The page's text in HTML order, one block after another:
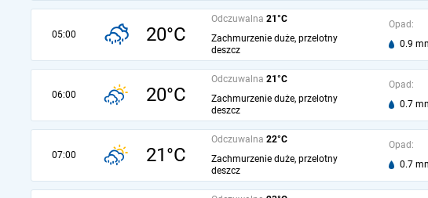
05:00 20°C
Odczuwalna 21°C
Zachmurzenie duże, przelotny
deszcz
Opad:
0.9
06:00 20°C
Odczuwalna 21°C
Zachmurzenie duże, przelotny
deszcz
Opad:
0.7
07:00 21°C
Odczuwalna 22°C
Zachmurzenie duże, przelotny
deszcz
Opad:
0.7